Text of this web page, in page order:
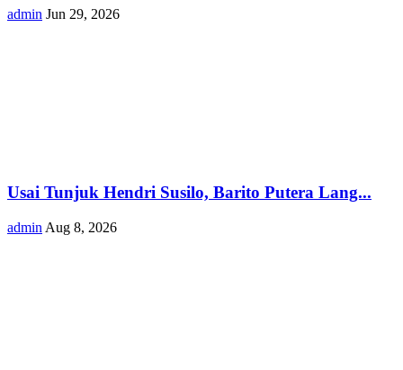
admin Jun 29, 2026
Usai Tunjuk Hendri Susilo, Barito Putera Lang...
admin Aug 8, 2026